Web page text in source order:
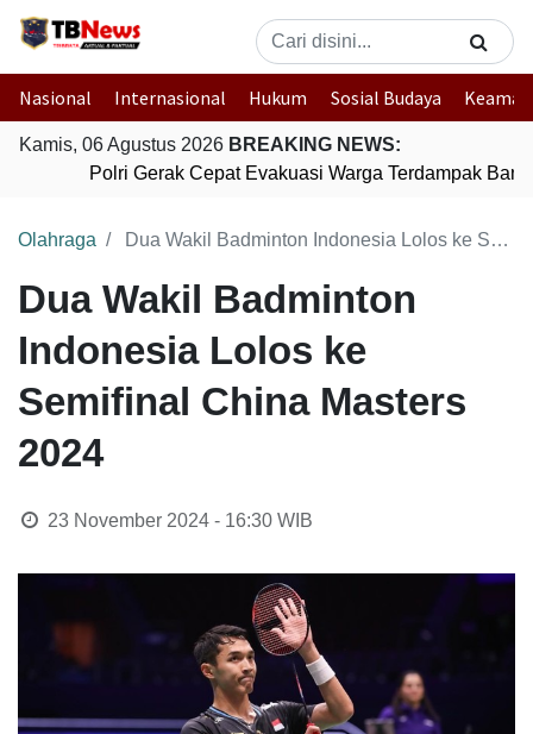
Nasional Internasional Hukum Sosial Budaya
Kamis, 06 Agustus 2026 BREAKING NEWS:
Polri Gerak Cepat Evakuasi Warga Terdampak
Olahraga Dua Wakil Badminton Indonesia Lolos ke Semifinal China Masters 2024
Dua Wakil Badminton
Indonesia Lolos ke
Semifinal China Masters
2024
23 November 2024 - 16:30WIB